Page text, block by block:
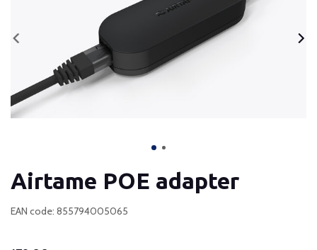
Airtame POE adapter
EAN code: 855794005065